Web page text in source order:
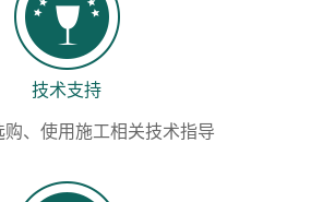
技术支持
购、使用施工相关技术指导